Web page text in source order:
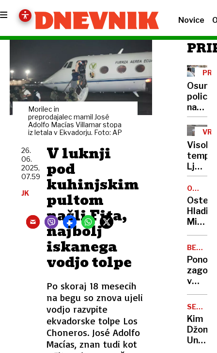
Novice
Morilec in
preprodajalec mamil José
Adolfo Macías Villamar stopa
iz letala v Ekvadorju. Foto: AP
V luknji
pod
kuhinjskim
pultom
našli Fita,
najbolj
iskanega
vodjo tolpe
Po skoraj 18 mesecih
na begu so znova ujeli
vodjo razvpite
ekvadorske tolpe Los
Choneros. José Adolfo
Macías, znan tudi kot
26.
06.
2025,
07.59
JK
na
pa
brez
Visoke
so v
tej
vročini
že
OCENA
Hladik:
v
Trbižu
NA
Ponoči
v
škoda
je
velika
KOREJA
Kim
Džong
Un
odprl